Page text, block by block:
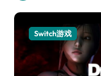
Switch游戏